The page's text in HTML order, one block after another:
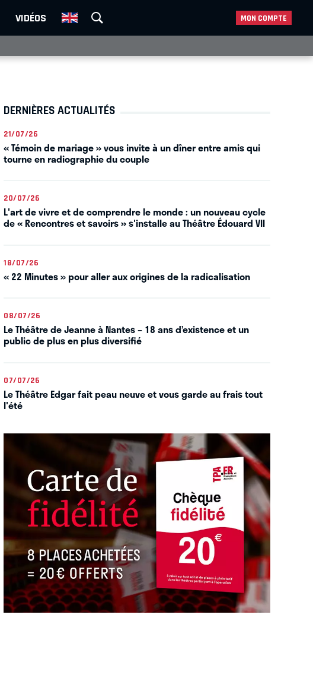
VIDÉOS MON COMPTE
DERNIÈRES ACTUALITÉS
21/07/26
« Témoin de mariage » vous invite à un dîner entre amis qui
tourne en radiographie du couple
20/07/26
L'art de vivre et de comprendre le monde : un nouveau cycle
de « Rencontres et savoirs » s'installe au Théâtre Édouard VII
18/07/26
« 22 Minutes » pour aller aux origines de la radicalisation
08/07/26
Le Théâtre de Jeanne à Nantes – 18 ans d’existence et un
public de plus en plus diversifié
07/07/26
Le Théâtre Edgar fait peau neuve et vous garde au frais tout
l'été